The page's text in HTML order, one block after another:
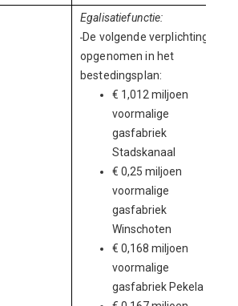
Egalisatiefunctie:
De volgende verplichtingen
opgenomen in het
bestedingsplan:
€ 1,012 miljoen
voormalige
gasfabriek
Stadskanaal
€ 0,25 miljoen
voormalige
gasfabriek
Winschoten
€ 0,168 miljoen
voormalige
gasfabriek Pekela